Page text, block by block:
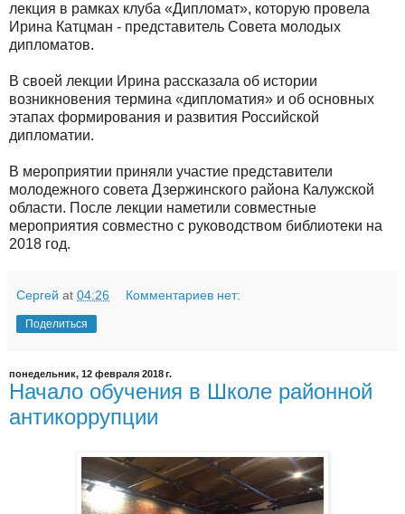
лекция в рамках клуба «Дипломат», которую провела
Ирина Катцман - представитель Совета молодых
дипломатов.
В своей лекции Ирина рассказала об истории
возникновения термина «дипломатия» и об основных
этапах формирования и развития Российской
дипломатии.
В мероприятии приняли участие представители
молодежного совета Дзержинского района Калужской
области. После лекции наметили совместные
мероприятия совместно с руководством библиотеки на
2018 год.
Сергей at 04:26 Комментариев нет:
Поделиться
понедельник, 12 февраля 2018 г.
Начало обучения в Школе районной
антикоррупции